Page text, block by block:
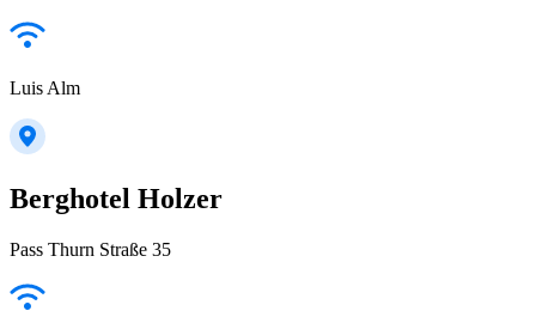
Luis Alm
Berghotel Holzer
Pass Thurn Straße 35